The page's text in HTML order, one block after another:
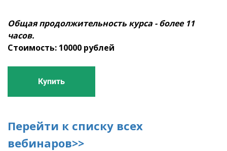
Общая продолжительность курса - более 11
часов.
Стоимость: 10000 рублей
Купить
Перейти к списку всех
вебинаров>>